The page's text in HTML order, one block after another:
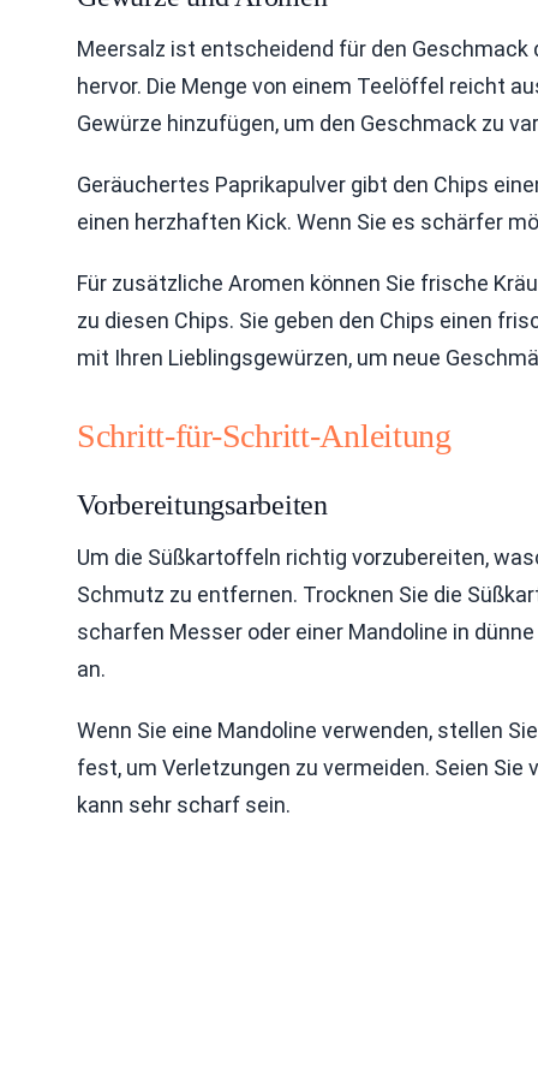
Meersalz ist entscheidend für den Geschmack
hervor. Die Menge von einem Teelöffel reicht
Gewürze hinzufügen, um den Geschmack zu
Geräuchertes Paprikapulver gibt den Chips
einen herzhaften Kick. Wenn Sie es schärfer
Für zusätzliche Aromen können Sie frische
zu diesen Chips. Sie geben den Chips einen
mit Ihren Lieblingsgewürzen, um neue
Schritt-für-Schritt-Anleitung
Vorbereitungsarbeiten
Um die Süßkartoffeln richtig vorzubereiten,
Schmutz zu entfernen. Trocknen Sie die
scharfen Messer oder einer Mandoline in
an.
Wenn Sie eine Mandoline verwenden, stellen
fest, um Verletzungen zu vermeiden. Seien Sie
kann sehr scharf sein.